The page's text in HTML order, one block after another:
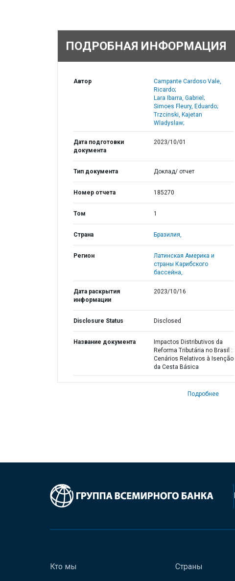
ПОДРОБНАЯ ИНФОРМАЦИЯ
Автор
Campante Cardoso Vale,
Ricardo;
Lara Ibarra, Gabriel;
Simoes Fleury, Eduardo;
Trzcinski, Kajetan
Wladyslaw;
Дата подготовки
документа
2023/10/01
Тип документа Доклад/ отчет
Номер отчета 185270
Том 1
Страна Бразилия,
Регион
Латинская Америка и
страны Карибского
бассейна,
Дата раскрытия
информации
2023/10/16
Disclosure Status Disclosed
Название документа
Impactos Distributivos da
Reforma Tributária no Brasil :
Cenários Relativos à Isenção
da Cesta Básica
Подробнее
Кто мы Страны